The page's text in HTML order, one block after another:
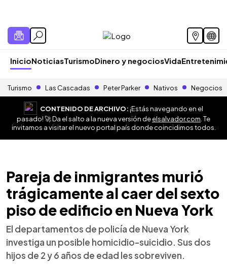
InicioNoticiasTurismoDinero y negociosVida
Turismo Las Cascadas Peter Parker Nativos Negocios
CONTENIDO DE ARCHIVO:¡Estás navegando en el
pasado! 🚀 Da el salto a la nueva versión deelsalvador.com . Te
invitamos a visitar el nuevo portal país donde coincidimos todos.
Pareja de inmigrantes murió
trágicamente al caer del sexto
piso de edificio en Nueva York
El departamentos de policía de Nueva York
investiga un posible homicidio-suicidio. Sus dos
hijos de 2 y 6 años de edad les sobreviven.